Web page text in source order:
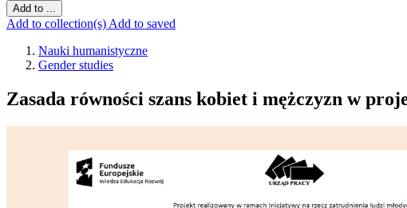
Add to ...
Add to collection(s) Add to saved
Nauki humanistyczne
Gender studies
Zasada równości szans kobiet i mężczyzn w